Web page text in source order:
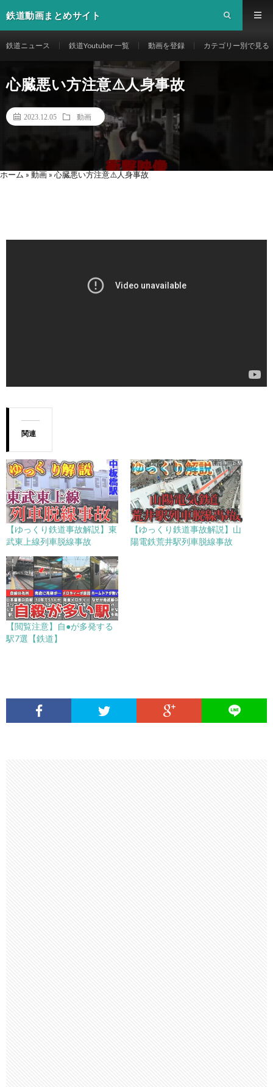
鉄道動画まとめサイト
鉄道ニュース 鉄道Youtuber 一覧 動画を登録 カテゴリー別で見る
心臓悪い方注意⚠️人身事故
2023.12.05 動画
ホーム » 動画 » 心臓悪い方注意⚠️人身事故
関連
【ゆっくり鉄道事故解説】東
武東上線列車脱線事故
【ゆっくり鉄道事故解説】山
陽電鉄荒井駅列車脱線事故
【閲覧注意】自●が多発する
駅7選【鉄道】